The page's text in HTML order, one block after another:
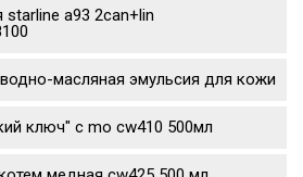
starline a93 2can+lin
масляная эмульсия для кожи
ключ" с mo cw410 500мл